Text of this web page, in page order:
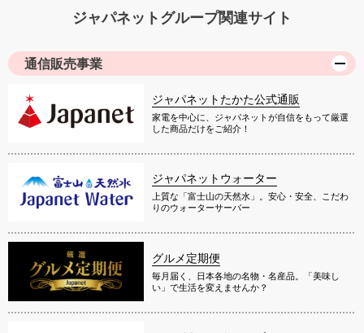
ジャパネットグループ関連サイト
通信販売事業
ジャパネットたかた公式通販
家電を中心に、ジャパネットが自信をもって厳選
した商品だけをご紹介！
ジャパネットウォーター
上質な「富士山の天然水」。安心・安全、こだわ
りのウォーターサーバー
グルメ定期便
毎月届く、日本各地の名物・名産品。「美味し
い」で生活を変えませんか？